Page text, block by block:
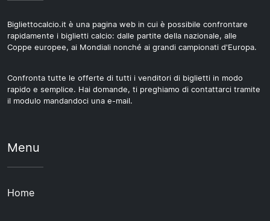
Bigliettocalcio.it è una pagina web in cui è possibile confrontare
rapidamente i biglietti calcio: dalle partite della nazionale, alle
Coppe europee, ai Mondiali nonché ai grandi campionati d'Europa.
Confronta tutte le offerte di tutti i venditori di biglietti in modo
rapido e semplice. Hai domande, ti preghiamo di contattarci tramite
il modulo mandandoci una e-mail.
Menu
Home